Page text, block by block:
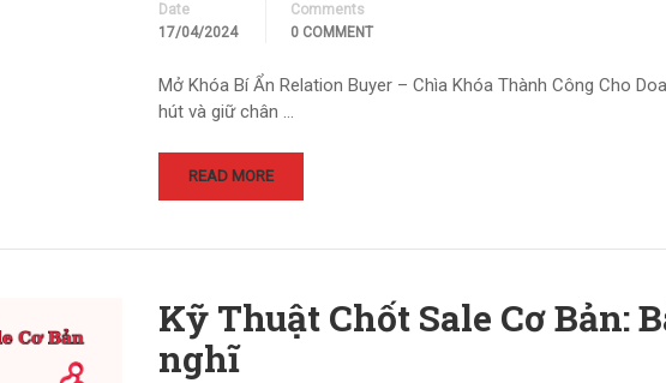
Date
17/04/2024
Comments
0 COMMENT
Mở Khóa Bí Ẩn Relation Buyer – Chìa Khóa Thành Công Cho
hút và giữ chân …
READ MORE
Kỹ Thuật Chốt Sale Cơ Bản:
nghĩ